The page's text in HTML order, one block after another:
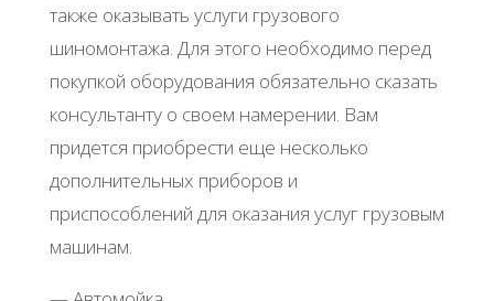
также оказывать услуги грузового
шиномонтажа. Для этого необходимо перед
покупкой оборудования обязательно сказать
консультанту о своем намерении. Вам
придется приобрести еще несколько
дополнительных приборов и
приспособлений для оказания услуг грузовым
машинам.